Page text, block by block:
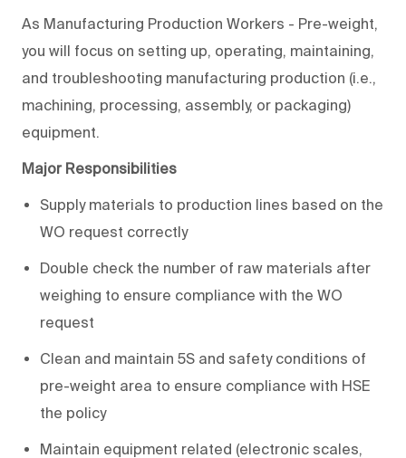
As Manufacturing Production Workers - Pre-weight,
you will focus on setting up, operating, maintaining,
and troubleshooting manufacturing production (i.e.,
machining, processing, assembly, or packaging)
equipment.
Major Responsibilities
Supply materials to production lines based on the
WO request correctly
Double check the number of raw materials after
weighing to ensure compliance with the WO
request
Clean and maintain 5S and safety conditions of
pre-weight area to ensure compliance with HSE
the policy
Maintain equipment related (electronic scales,